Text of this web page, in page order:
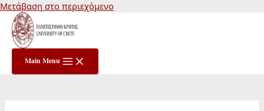
Μετάβαση στο περιεχόμενο
Main Menu